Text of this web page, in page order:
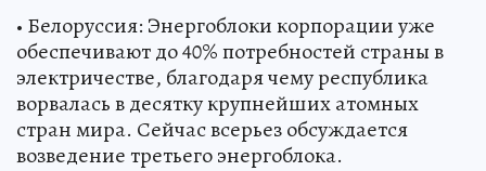
• Белоруссия: Энергоблоки корпорации уже
обеспечивают до 40% потребностей страны в
электричестве, благодаря чему республика
ворвалась в десятку крупнейших атомных
стран мира. Сейчас всерьез обсуждается
возведение третьего энергоблока.